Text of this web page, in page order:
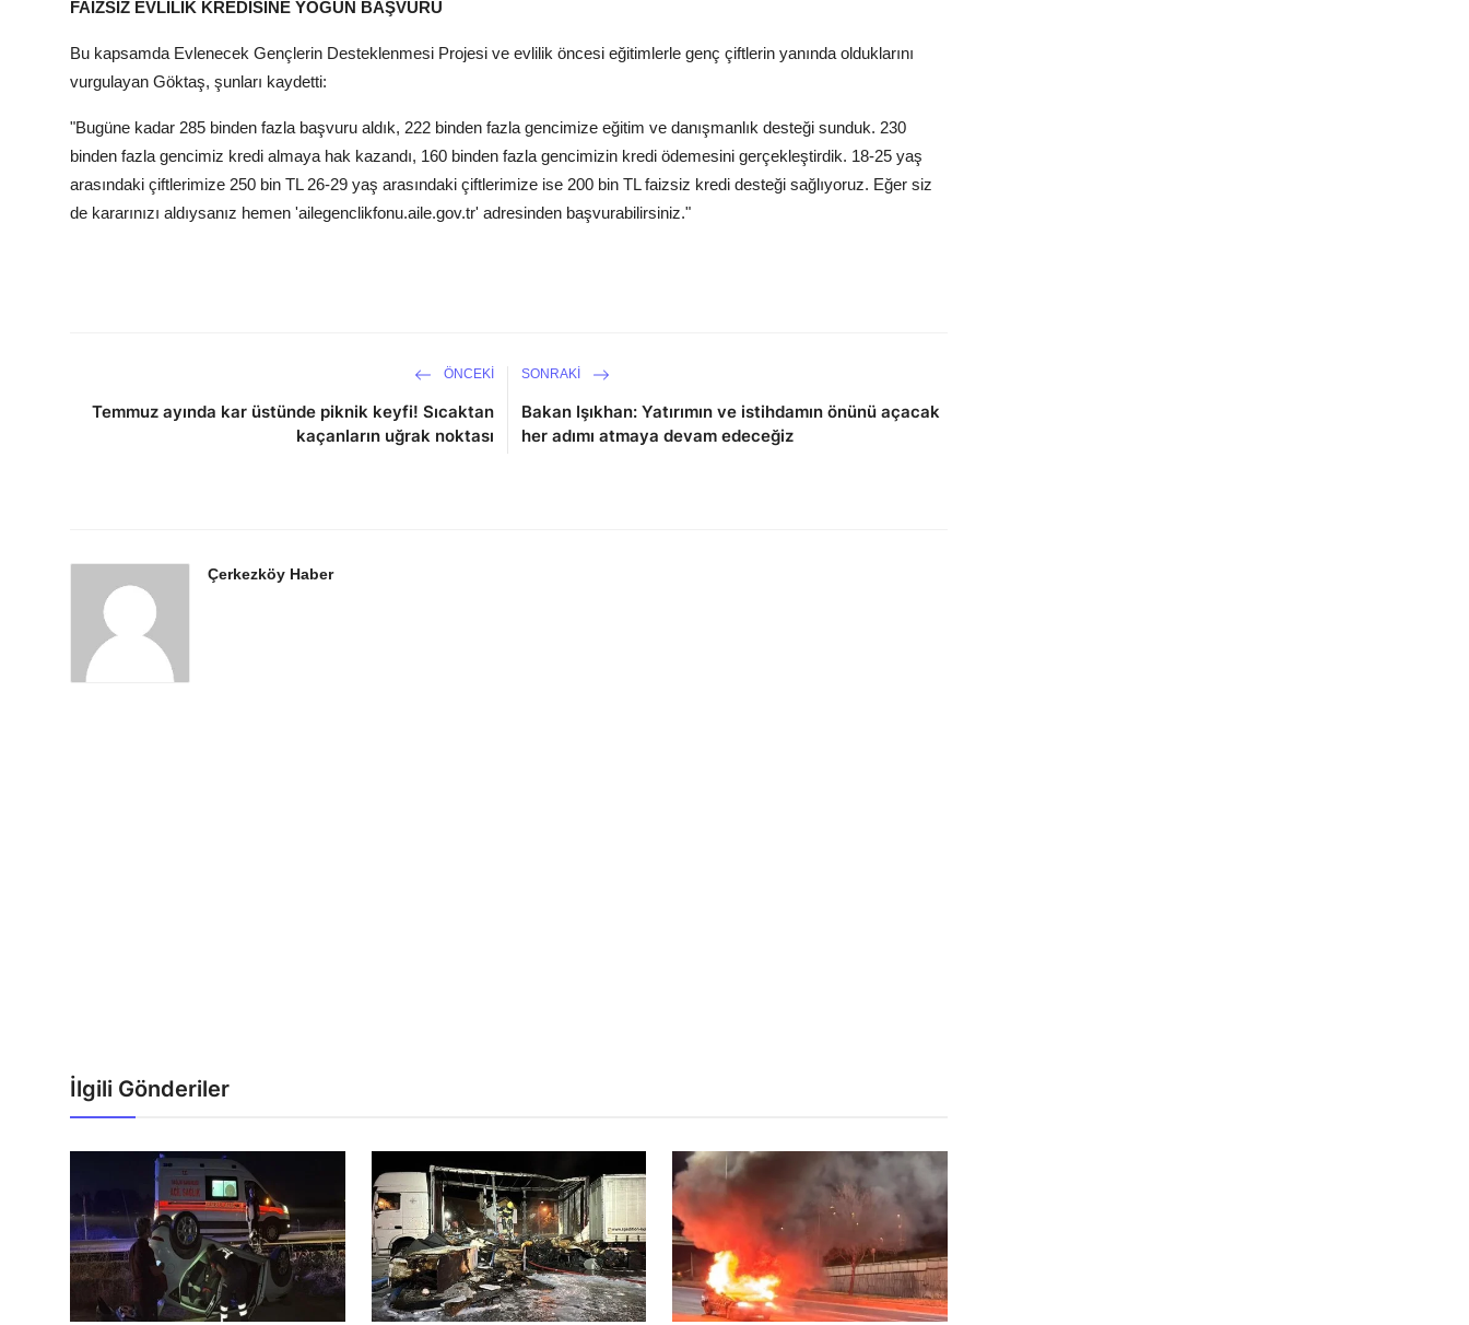
FAİZSİZ EVLİLİK KREDİSİNE YOĞUN BAŞVURU
Bu kapsamda Evlenecek Gençlerin Desteklenmesi Projesi ve evlilik öncesi eğitimlerle genç çiftlerin yanında olduklarını
vurgulayan Göktaş, şunları kaydetti:
"Bugüne kadar 285 binden fazla başvuru aldık, 222 binden fazla gencimize eğitim ve danışmanlık desteği sunduk. 230
binden fazla gencimiz kredi almaya hak kazandı, 160 binden fazla gencimizin kredi ödemesini gerçekleştirdik. 18-25 yaş
arasındaki çiftlerimize 250 bin TL 26-29 yaş arasındaki çiftlerimize ise 200 bin TL faizsiz kredi desteği sağlıyoruz. Eğer siz
de kararınızı aldıysanız hemen 'ailegenclikfonu.aile.gov.tr' adresinden başvurabilirsiniz."
ÖNCEKI
Temmuz ayında kar üstünde piknik keyfi! Sıcaktan
kaçanların uğrak noktası
SONRAKI
Bakan Işıkhan: Yatırımın ve istihdamın önünü açacak
her adımı atmaya devam edeceğiz
Çerkezköy Haber
İlgili Gönderiler